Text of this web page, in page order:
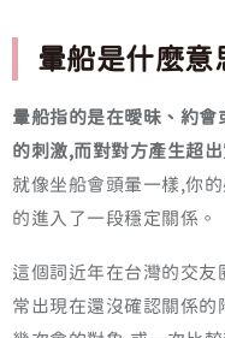
暈船是什麼意
暈船指的是在曖昧、約
的刺激,而對對方產生超
就像坐船會頭暈一樣,你的
的進入了一段穩定關係。
這個詞近年在台灣的交友
常出現在還沒確認關係